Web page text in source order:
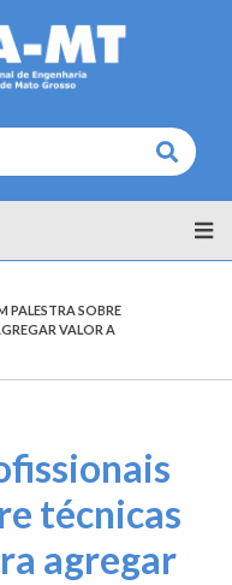
Buscar
PALESTRA SOBRE
VALOR A
técnicas
agregar